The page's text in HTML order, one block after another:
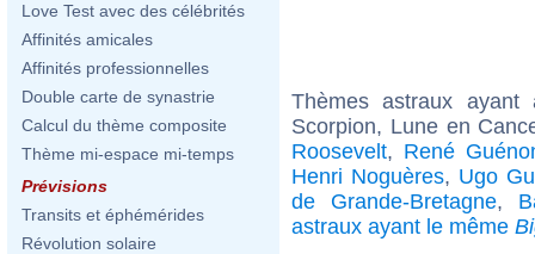
Love Test avec des célébrités
Affinités amicales
Affinités professionnelles
Double carte de synastrie
Calcul du thème composite
Thème mi-espace mi-temps
Prévisions
Transits et éphémérides
Révolution solaire
Thèmes astraux
Scorpion, Lune en
Roosevelt, René
Henri Noguères, Ugo
de Grande-Bretagne,
astraux ayant le même